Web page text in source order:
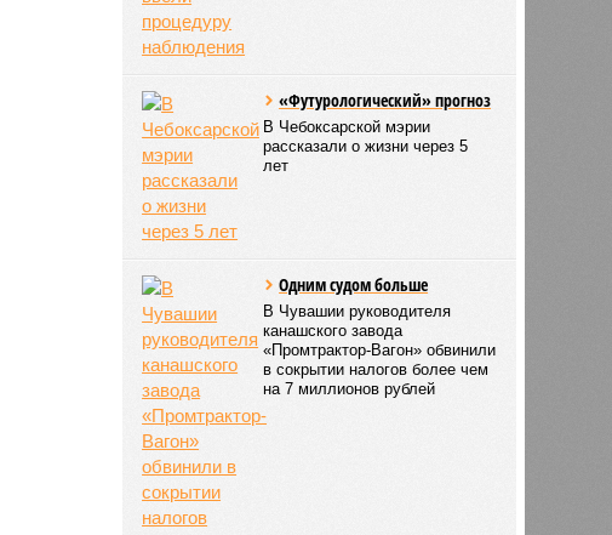
«Футурологический» прогноз
В Чебоксарской мэрии
рассказали о жизни через 5
лет
Одним судом больше
В Чувашии руководителя
канашского завода
«Промтрактор-Вагон» обвинили
в сокрытии налогов более чем
на 7 миллионов рублей